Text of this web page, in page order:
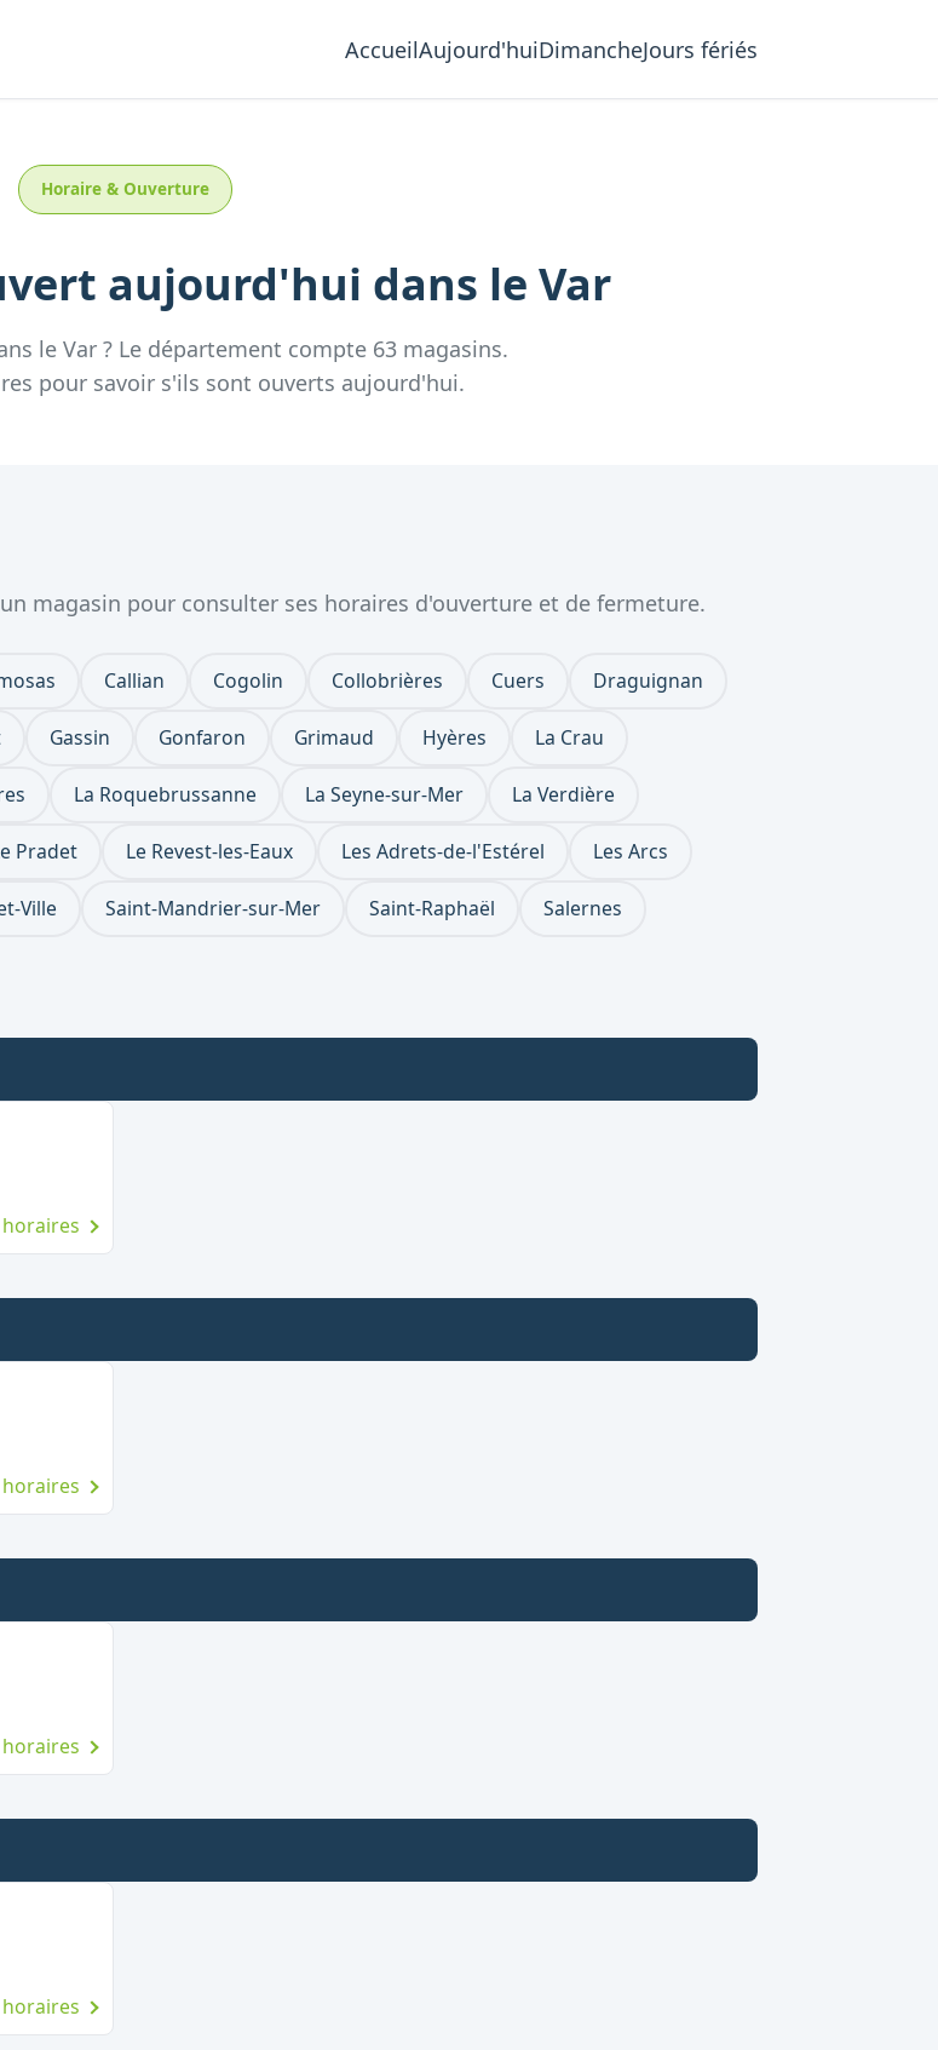
AccueilAujourd'huiDimancheJours fériés
Horaire & Ouverture
aujourd'hui dans le Var
le Var? Le département compte 63magasins.
pour savoir s'ils sont ouverts aujourd'hui.
magasin pour consulter ses horaires d'ouverture et de fermeture.
Callian Cogolin Collobrières Cuers Draguignan
Gassin Gonfaron Grimaud Hyères La Crau
La Roquebrussanne La Seyne-sur-Mer La Verdière
Pradet Le Revest-les-Eaux Les Adrets-de-l'Estérel Les Arcs
Ville Saint-Mandrier-sur-Mer Saint-Raphaël Salernes